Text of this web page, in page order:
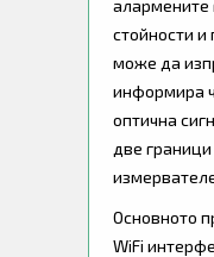
алармените
стойности
може да
информира
оптична
две
Основното
WiFi